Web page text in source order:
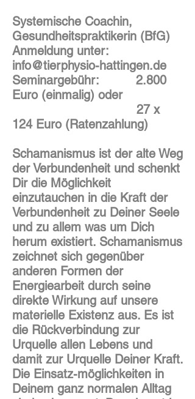
Systemische Coachin,
Gesundheitspraktikerin (BfG)
Anmeldung unter:
info@tierphysio-hattingen.de
Seminargebühr: 2.800
Euro (einmalig) oder
27 x
124 Euro (Ratenzahlung)
Schamanismus ist der alte Weg
der Verbundenheit und schenkt
Dir die Möglichkeit
einzutauchen in die Kraft der
Verbundenheit zu Deiner Seele
und zu allem was um Dich
herum existiert. Schamanismus
zeichnet sich gegenüber
anderen Formen der
Energiearbeit durch seine
direkte Wirkung auf unsere
materielle Existenz aus. Es ist
die Rückverbindung zur
Urquelle allen Lebens und
damit zur Urquelle Deiner Kraft.
Die Einsatz-möglichkeiten in
Deinem ganz normalen Alltag